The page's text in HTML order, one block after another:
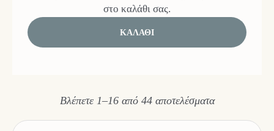
στο καλάθι σας.
ΚΑΛΆΘΙ
Βλέπετε 1–16 από 44 αποτελέσματα